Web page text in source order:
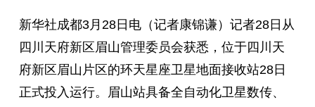
新华社成都3月28日电（记者康锦谦）记者28日从
四川天府新区眉山管理委员会获悉，位于四川天
府新区眉山片区的环天星座卫星地面接收站28日
正式投入运行。眉山站具备全自动化卫星数传、